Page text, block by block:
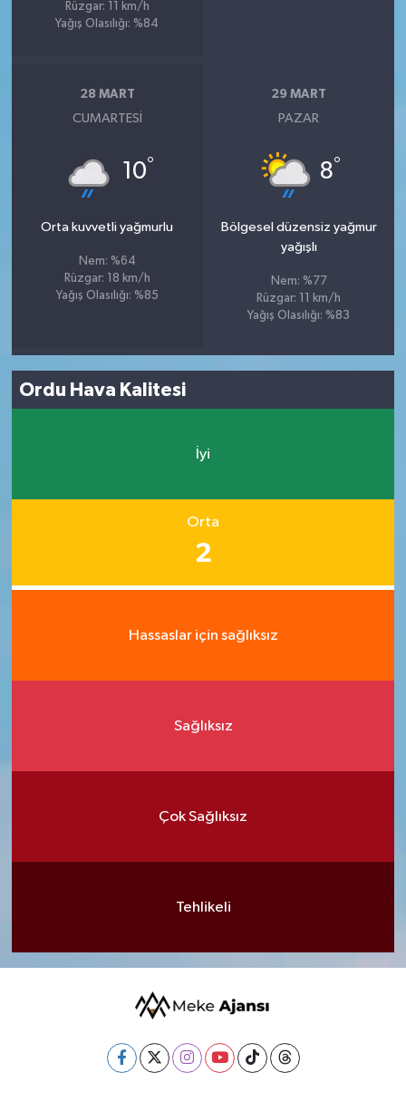
Rüzgar: 11 km/h
Yağış Olasılığı: %84
28 MART
CUMARTESI
10°
Orta kuvvetli yağmurlu
Nem: %64
Rüzgar: 18 km/h
Yağış Olasılığı: %85
29 MART
PAZAR
8°
Bölgesel düzensiz yağmur
yağışlı
Nem: %77
Rüzgar: 11 km/h
Yağış Olasılığı: %83
Ordu Hava Kalitesi
İyi
Orta
2
Hassaslar için sağlıksız
Sağlıksız
Çok Sağlıksız
Tehlikeli